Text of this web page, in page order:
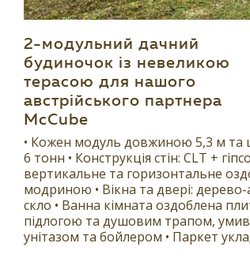
2-модульний дачний
будиночок із невеликою
терасою для нашого
австрійського партнера
McCube
• Кожен модуль довжиною 5,3 м
6 тонн • Конструкція стін: CLT +
вертикальне та горизонтальне
модриною • Вікна та двері: дерево-
скло • Ванна кімната оздоблена
підлогою та душовим трапом,
унітазом та бойлером • Паркет